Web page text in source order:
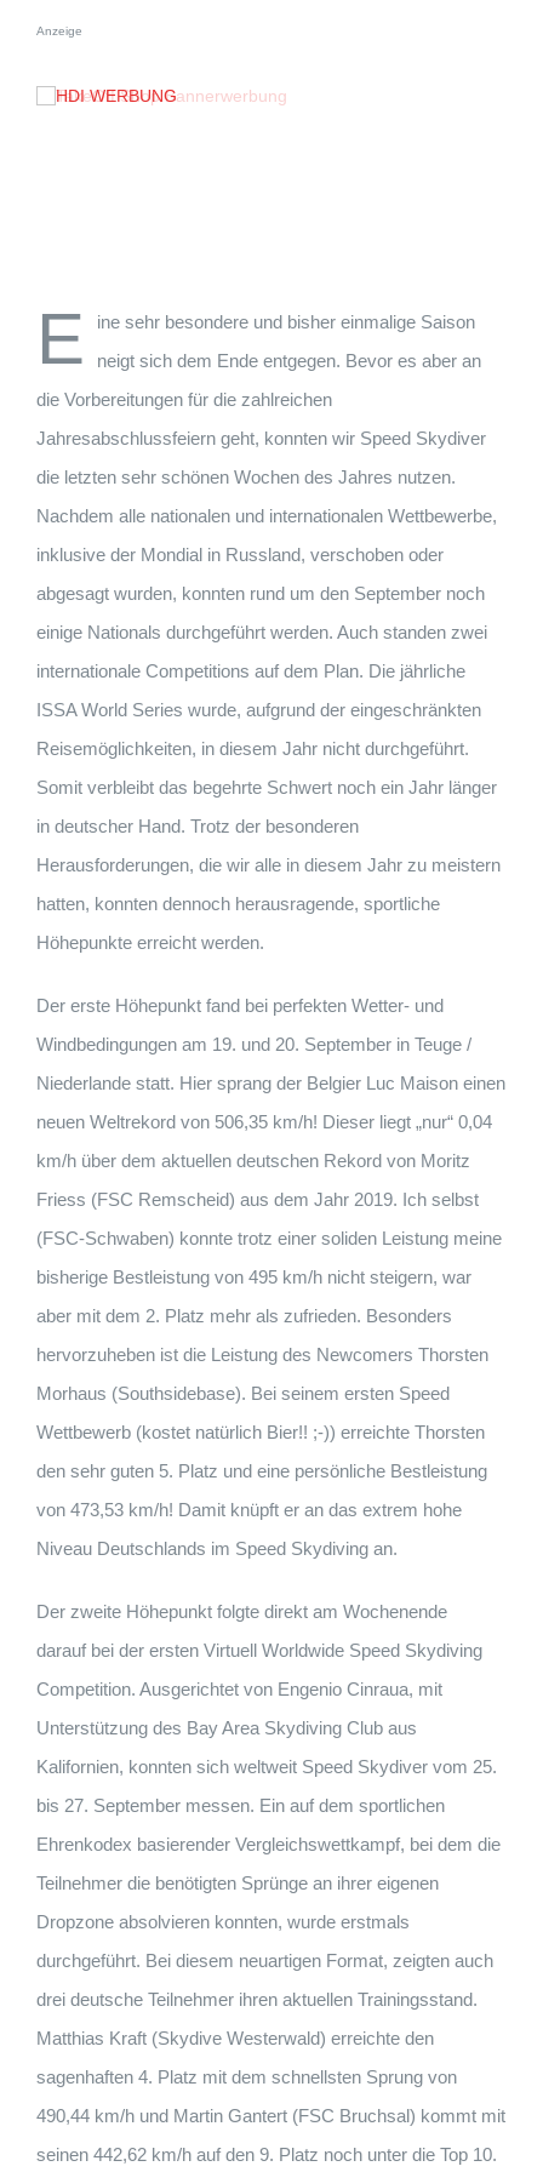
Anzeige
E
ine sehr besondere und bisher einmalige Saison
neigt sich dem Ende entgegen. Bevor es aber an
die Vorbereitungen für die zahlreichen
Jahresabschlussfeiern geht, konnten wir Speed Skydiver
die letzten sehr schönen Wochen des Jahres nutzen.
Nachdem alle nationalen und internationalen Wettbewerbe,
inklusive der Mondial in Russland, verschoben oder
abgesagt wurden, konnten rund um den September noch
einige Nationals durchgeführt werden. Auch standen zwei
internationale Competitions auf dem Plan. Die jährliche
ISSA World Series wurde, aufgrund der eingeschränkten
Reisemöglichkeiten, in diesem Jahr nicht durchgeführt.
Somit verbleibt das begehrte Schwert noch ein Jahr länger
in deutscher Hand. Trotz der besonderen
Herausforderungen, die wir alle in diesem Jahr zu meistern
hatten, konnten dennoch herausragende, sportliche
Höhepunkte erreicht werden.
Der erste Höhepunkt fand bei perfekten Wetter- und
Windbedingungen am 19. und 20. September in Teuge /
Niederlande statt. Hier sprang der Belgier Luc Maison einen
neuen Weltrekord von 506,35 km/h! Dieser liegt „nur“ 0,04
km/h über dem aktuellen deutschen Rekord von Moritz
Friess (FSC Remscheid) aus dem Jahr 2019. Ich selbst
(FSC-Schwaben) konnte trotz einer soliden Leistung meine
bisherige Bestleistung von 495 km/h nicht steigern, war
aber mit dem 2. Platz mehr als zufrieden. Besonders
hervorzuheben ist die Leistung des Newcomers Thorsten
Morhaus (Southsidebase). Bei seinem ersten Speed
Wettbewerb (kostet natürlich Bier!! ;-)) erreichte Thorsten
den sehr guten 5. Platz und eine persönliche Bestleistung
von 473,53 km/h! Damit knüpft er an das extrem hohe
Niveau Deutschlands im Speed Skydiving an.
Der zweite Höhepunkt folgte direkt am Wochenende
darauf bei der ersten Virtuell Worldwide Speed Skydiving
Competition. Ausgerichtet von Engenio Cinraua, mit
Unterstützung des Bay Area Skydiving Club aus
Kalifornien, konnten sich weltweit Speed Skydiver vom 25.
bis 27. September messen. Ein auf dem sportlichen
Ehrenkodex basierender Vergleichswettkampf, bei dem die
Teilnehmer die benötigten Sprünge an ihrer eigenen
Dropzone absolvieren konnten, wurde erstmals
durchgeführt. Bei diesem neuartigen Format, zeigten auch
drei deutsche Teilnehmer ihren aktuellen Trainingsstand.
Matthias Kraft (Skydive Westerwald) erreichte den
sagenhaften 4. Platz mit dem schnellsten Sprung von
490,44 km/h und Martin Gantert (FSC Bruchsal) kommt mit
seinen 442,62 km/h auf den 9. Platz noch unter die Top 10.